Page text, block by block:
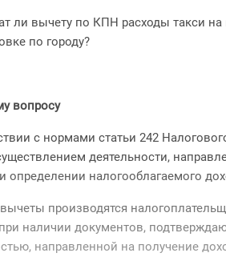
ли вычету по КПН расходы такси
по городу?
вопросу
с нормами статьи 242
деятельности,
определении налогооблагаемого
производятся
наличии документов,
направленной на получение